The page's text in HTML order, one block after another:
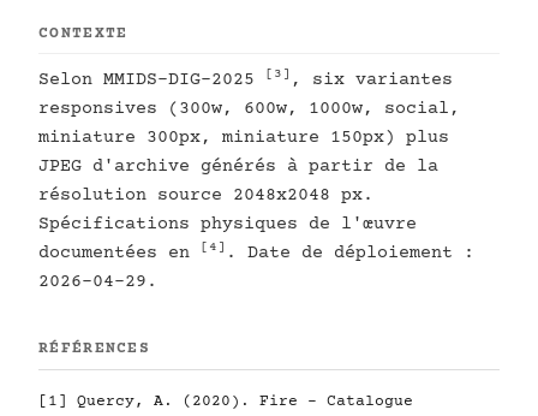
CONTEXTE
Selon MMIDS-DIG-2025 [3] , six variantes
responsives (300w, 600w, 1000w, social,
miniature 300px, miniature 150px) plus
JPEG d'archive générés à partir de la
résolution source 2048x2048 px.
Spécifications physiques de l'œuvre
documentées en
[4] . Date de déploiement :
2026-04-29.
RÉFÉRENCES
[1]
Quercy, A. (2020). Fire - Catalogue